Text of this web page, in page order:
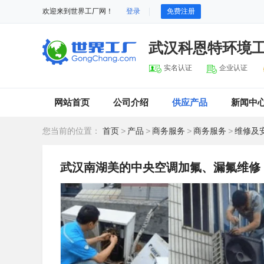
欢迎来到世界工厂网！ 登录 免费注册
武汉科恩特环境
实名认证 企业认证
网站首页 公司介绍 供应产品 新闻中
您当前的位置： 首页 > 产品 >商务服务 >商务服务 >维修及
武汉南湖美的中央空调加氟、漏氟维